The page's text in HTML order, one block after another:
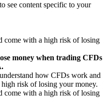
see content specific to your
come with a high risk of losing
money when trading CFDs
how CFDs work and
risk of losing your money.
come with a high risk of losing